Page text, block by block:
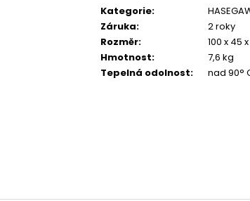
Kategorie:
Záruka:
2 roky
Rozměr:
100 x 45
Hmotnost:
7,6 kg
Tepelná odolnost: nad 90°